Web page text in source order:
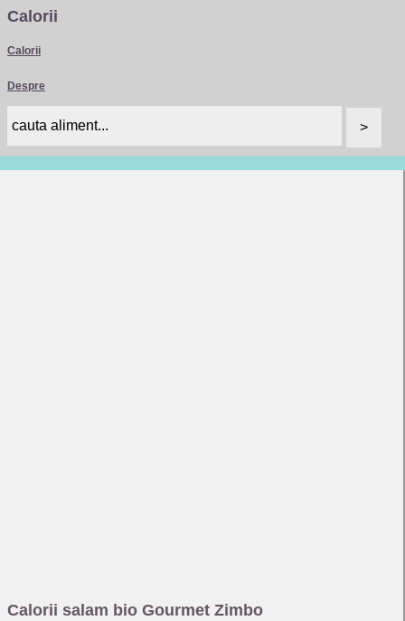
Calorii
Calorii
Despre
Calorii salam bio Gourmet Zimbo